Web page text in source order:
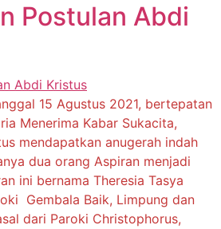
Postulan Abdi
15 Agustus 2021, bertepatan
Menerima Kabar Sukacita,
mendapatkan anugerah indah
dua orang Aspiran menjadi
ini bernama Theresia Tasya
Gembala Baik, Limpung dan
dari Paroki Christophorus,